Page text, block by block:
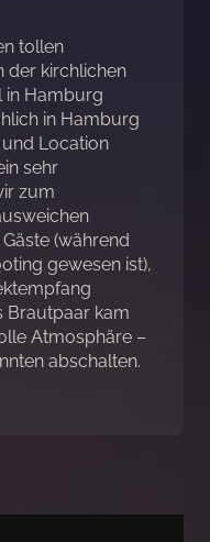
tollen
der kirchlichen
in Hamburg
in Hamburg
Location
sehr
zum
(während
gewesen ist),
Brautpaar kam
Atmosphäre –
abschalten.